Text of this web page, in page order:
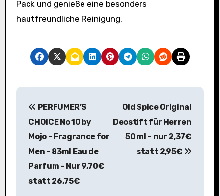
Pack und genieße eine besonders
hautfreundliche Reinigung.
B
PERFUMER’S
CHOICE No 10 by
Mojo – Fragrance for
Men – 83ml Eau de
Parfum – Nur 9,70€
statt 26,75€
Old Spice Original
Deostift für Herren
50 ml – nur 2,37€
statt 2,95€